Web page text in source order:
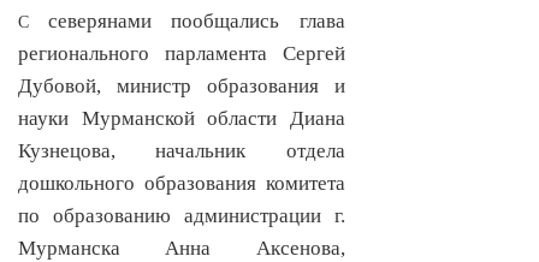
С
северянами пообщались глава
регионального парламента Сергей
Дубовой, министр образования и
науки Мурманской области Диана
Кузнецова, начальник отдела
дошкольного образования комитета
по образованию администрации г.
Мурманска Анна Аксенова,